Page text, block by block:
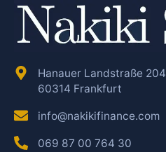
Hanauer Landstraße 204
60314 Frankfurt
info@nakikifinance.com
069 87 00 764 30